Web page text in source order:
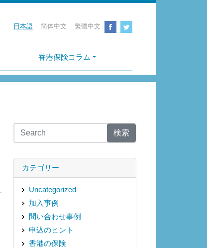
日本語 简体中文 繁體中文
香港保険コラム
検索
カテゴリー
Uncategorized
加入事例
問い合わせ事例
申込のヒント
香港の保険